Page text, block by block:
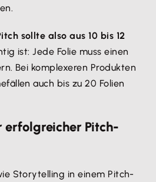
sollte also aus 10 bis 12
ist: Jede Folie muss einen
Bei komplexeren Produkten
auch bis zu 20 Folien
erfolgreicher Pitch-
Storytelling in einem Pitch-